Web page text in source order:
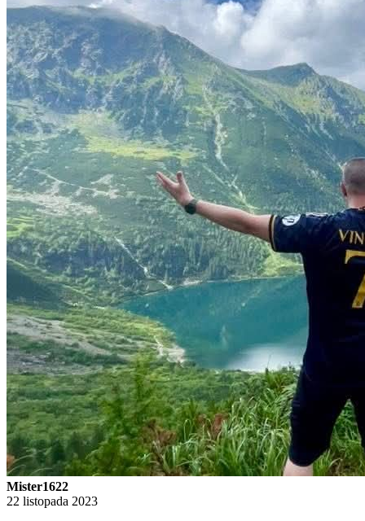
Mister1622
22 listopada 2023